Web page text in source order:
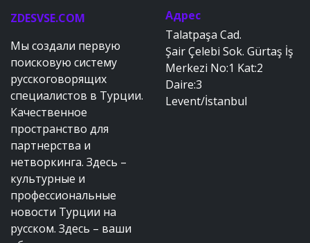
ZDESVSE.COM
Мы создали первую
поисковую систему
русскоговорящих
специалистов в Турции.
Качественное
пространство для
партнерства и
нетворкинга. Здесь –
культурные и
профессиональные
новости Турции на
русском. Здесь – ваши
Адрес
Talatpaşa Cad.
Şair Çelebi Sok. Gürtaş İş
Merkezi No:1 Kat:2
Daire:3
Levent/İstanbul